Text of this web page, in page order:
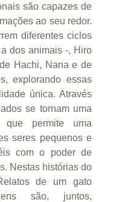
são capazes de
ao seu redor.
diferentes ciclos
dos animais -, Hiro
Hachi, Nana e de
explorando essas
única. Através
se tornam uma
que permite uma
seres pequenos e
com o poder de
Nestas histórias do
de um gato
são, juntos,